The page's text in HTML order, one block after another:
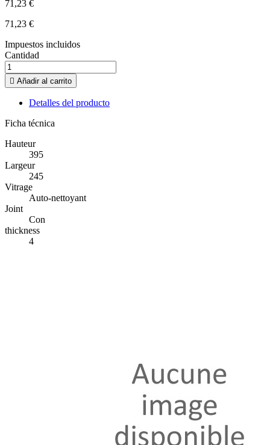
71,23 €
71,23 €
Impuestos incluidos
Cantidad
 Añadir al carrito
Detalles del producto
Ficha técnica
Hauteur
395
Largeur
245
Vitrage
Auto-nettoyant
Joint
Con
thickness
4